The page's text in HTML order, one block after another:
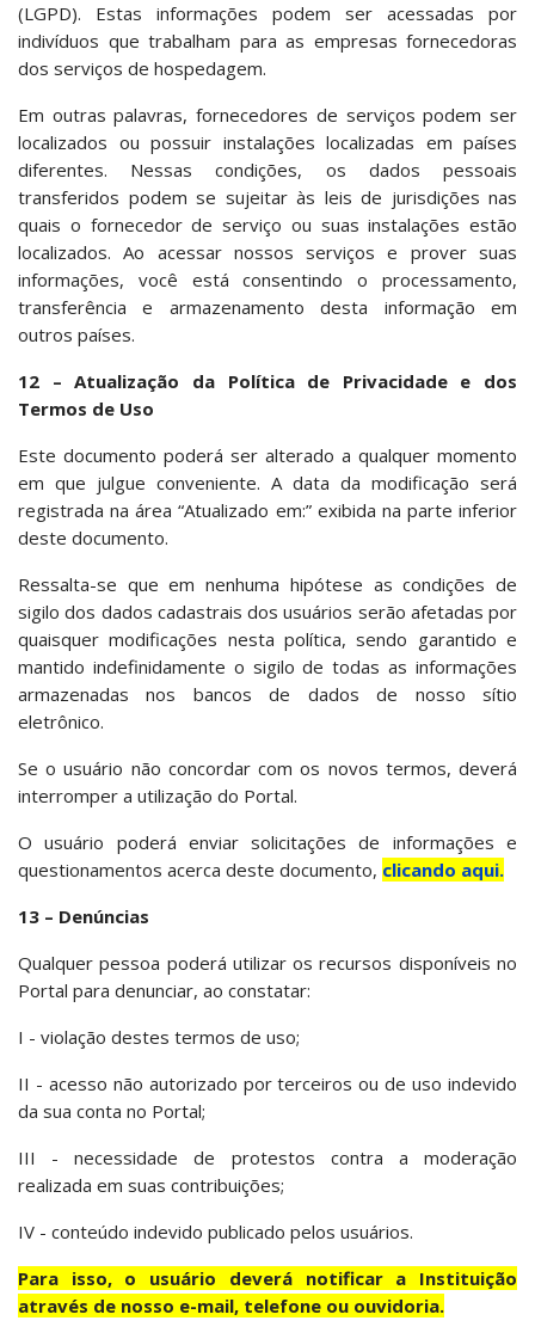
(LGPD). Estas informações podem ser acessadas por
indivíduos que trabalham para as empresas fornecedoras
dos serviços de hospedagem.
Em outras palavras, fornecedores de serviços podem ser
localizados ou possuir instalações localizadas em países
diferentes. Nessas condições, os dados pessoais
transferidos podem se sujeitar às leis de jurisdições nas
quais o fornecedor de serviço ou suas instalações estão
localizados. Ao acessar nossos serviços e prover suas
informações, você está consentindo o processamento,
transferência e armazenamento desta informação em
outros países.
12 – Atualização da Política de Privacidade e dos
Termos de Uso
Este documento poderá ser alterado a qualquer momento
em que julgue conveniente. A data da modificação será
registrada na área “Atualizado em:” exibida na parte inferior
deste documento.
Ressalta-se que em nenhuma hipótese as condições de
sigilo dos dados cadastrais dos usuários serão afetadas por
quaisquer modificações nesta política, sendo garantido e
mantido indefinidamente o sigilo de todas as informações
armazenadas nos bancos de dados de nosso sítio
eletrônico.
Se o usuário não concordar com os novos termos, deverá
interromper a utilização do Portal.
O usuário poderá enviar solicitações de informações e
questionamentos acerca deste documento, clicando aqui.
13 – Denúncias
Qualquer pessoa poderá utilizar os recursos disponíveis no
Portal para denunciar, ao constatar:
I - violação destes termos de uso;
II - acesso não autorizado por terceiros ou de uso indevido
da sua conta no Portal;
III - necessidade de protestos contra a moderação
realizada em suas contribuições;
IV - conteúdo indevido publicado pelos usuários.
Para isso, o usuário deverá notificar a Instituição
através de nosso e-mail, telefone ou ouvidoria.